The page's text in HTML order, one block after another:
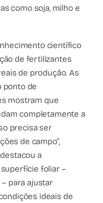
como soja, milho e
científico
de fertilizantes
de produção. As
ponto de
mostram que
completamente a
precisa ser
de campo”,
a
foliar –
para ajustar
ideais de